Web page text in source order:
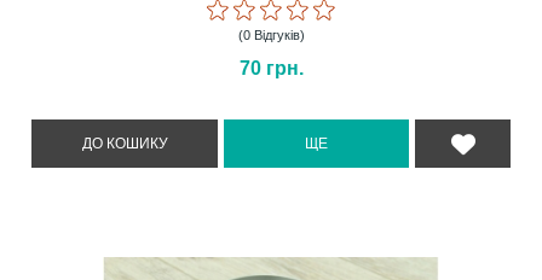
(0 Відгуків)
70 грн.